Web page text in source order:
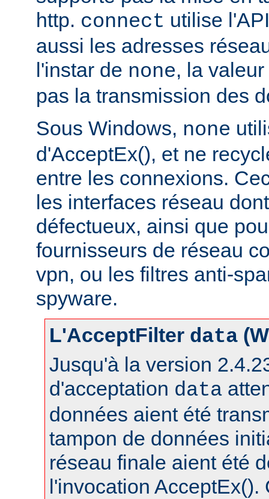
http. connect utilise
aussi les adresses
l'instar de none, la valeur
pas la transmission des
Sous Windows, none
d'AcceptEx(), et ne
entre les connexions.
les interfaces réseau
défectueux, ainsi que
fournisseurs de réseau
vpn, ou les filtres anti-
spyware.
L'AcceptFilter data
Jusqu'à la version
d'acceptation data
données aient été
tampon de données
réseau finale aient été
l'invocation AcceptEx().